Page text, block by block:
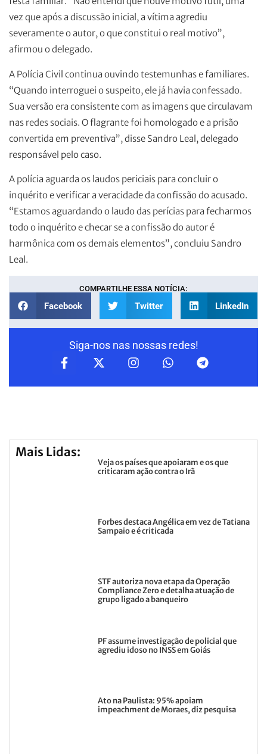
vez que após a discussão inicial, a vítima agrediu
severamente o autor, o que constitui o real motivo”,
afirmou o delegado.
A Polícia Civil continua ouvindo testemunhas e familiares.
“Quando interroguei o suspeito, ele já havia confessado.
Sua versão era consistente com as imagens que circulavam
nas redes sociais. O flagrante foi homologado e a prisão
convertida em preventiva”, disse Sandro Leal, delegado
responsável pelo caso.
A polícia aguarda os laudos periciais para concluir o
inquérito e verificar a veracidade da confissão do acusado.
“Estamos aguardando o laudo das perícias para fecharmos
todo o inquérito e checar se a confissão do autor é
harmônica com os demais elementos”, concluiu Sandro
Leal.
COMPARTILHE ESSA NOTÍCIA:
Facebook Twitter LinkedIn
Siga-nos nas nossas redes!
Mais Lidas:
Veja os países que apoiaram e os que
criticaram ação contra o Irã
Forbes destaca Angélica em vez de Tatiana
Sampaio e é criticada
STF autoriza nova etapa da Operação
Compliance Zero e detalha atuação de
grupo ligado a banqueiro
PF assume investigação de policial que
agrediu idoso no INSS em Goiás
Ato na Paulista: 95% apoiam
impeachment de Moraes, diz pesquisa